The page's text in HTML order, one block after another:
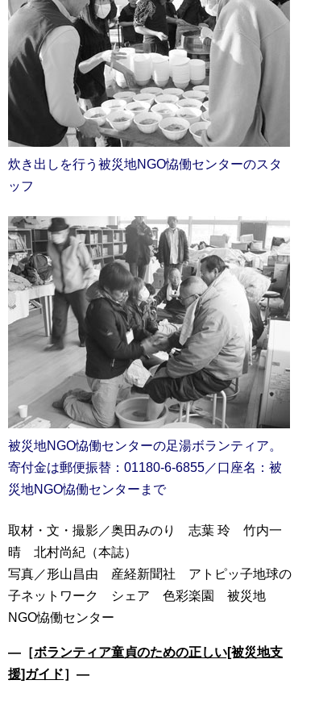
炊き出しを行う被災地NGO恊働センターのスタ
ッフ
被災地NGO恊働センターの足湯ボランティア。
寄付金は郵便振替：01180-6-6855／口座名：被
災地NGO恊働センターまで
取材・文・撮影／奥田みのり 志葉 玲 竹内一
晴 北村尚紀（本誌）
写真／形山昌由 産経新聞社 アトピッ子地球の
子ネットワーク シェア 色彩楽園 被災地
NGO恊働センター
―［ボランティア童貞のための正しい[被災地支
援]ガイド］―